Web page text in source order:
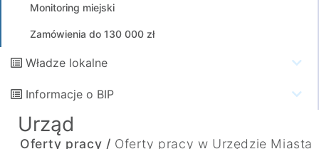
Monitoring miejski
Zamówienia do 130 000 zł
Władze lokalne
Informacje o BIP
Urząd
Oferty pracy / Oferty pracy w Urzędzie Miasta